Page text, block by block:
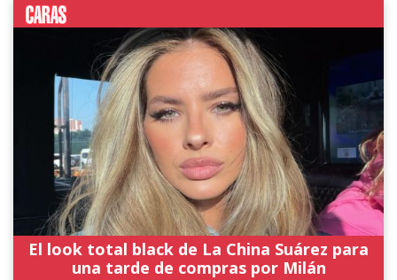
El look total black de La China Suárez para
una tarde de compras por Milán